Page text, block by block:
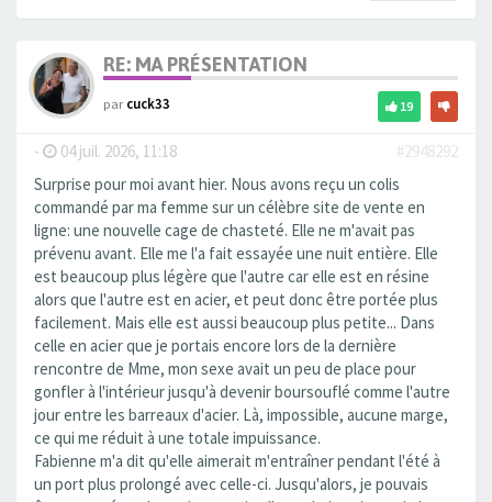
RE: MA PRÉSENTATION
parcuck33 19
- 04 juil. 2026, 11:18
#2948292
Surprise pour moi avant hier. Nous avons reçu un colis
commandé par ma femme sur un célèbre site de vente en
ligne: une nouvelle cage de chasteté. Elle ne m'avait pas
prévenu avant. Elle me l'a fait essayée une nuit entière. Elle
est beaucoup plus légère que l'autre car elle est en résine
alors que l'autre est en acier, et peut donc être portée plus
facilement. Mais elle est aussi beaucoup plus petite... Dans
celle en acier que je portais encore lors de la dernière
rencontre de Mme, mon sexe avait un peu de place pour
gonfler à l'intérieur jusqu'à devenir boursouflé comme l'autre
jour entre les barreaux d'acier. Là, impossible, aucune marge,
ce qui me réduit à une totale impuissance.
Fabienne m'a dit qu'elle aimerait m'entraîner pendant l'été à
un port plus prolongé avec celle-ci. Jusqu'alors, je pouvais